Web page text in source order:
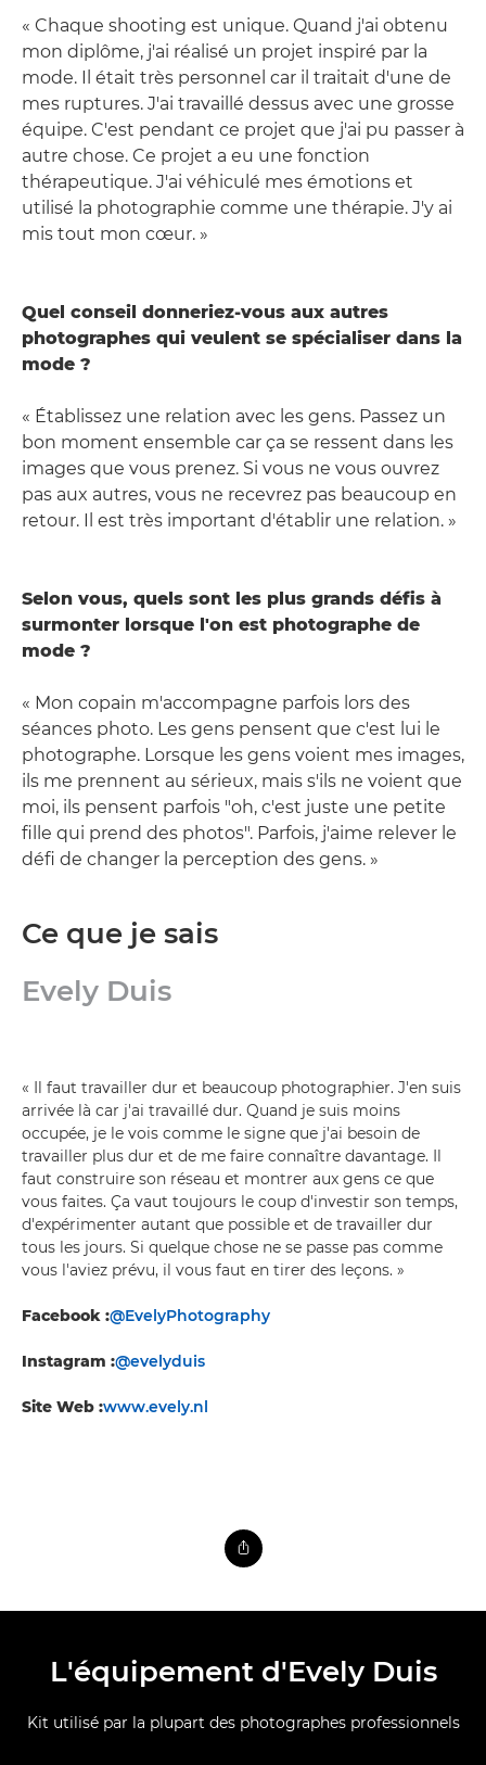
« Chaque shooting est unique. Quand j'ai obtenu
mon diplôme, j'ai réalisé un projet inspiré par la
mode. Il était très personnel car il traitait d'une de
mes ruptures. J'ai travaillé dessus avec une grosse
équipe. C'est pendant ce projet que j'ai pu passer à
autre chose. Ce projet a eu une fonction
thérapeutique. J'ai véhiculé mes émotions et
utilisé la photographie comme une thérapie. J'y ai
mis tout mon cœur. »
Quel conseil donneriez-vous aux autres
photographes qui veulent se spécialiser dans la
mode ?
« Établissez une relation avec les gens. Passez un
bon moment ensemble car ça se ressent dans les
images que vous prenez. Si vous ne vous ouvrez
pas aux autres, vous ne recevrez pas beaucoup en
retour. Il est très important d'établir une relation. »
Selon vous, quels sont les plus grands défis à
surmonter lorsque l'on est photographe de
mode ?
« Mon copain m'accompagne parfois lors des
séances photo. Les gens pensent que c'est lui le
photographe. Lorsque les gens voient mes images,
ils me prennent au sérieux, mais s'ils ne voient que
moi, ils pensent parfois "oh, c'est juste une petite
fille qui prend des photos". Parfois, j'aime relever le
défi de changer la perception des gens. »
Ce que je sais
Evely Duis
« Il faut travailler dur et beaucoup photographier. J'en suis
arrivée là car j'ai travaillé dur. Quand je suis moins
occupée, je le vois comme le signe que j'ai besoin de
travailler plus dur et de me faire connaître davantage. Il
faut construire son réseau et montrer aux gens ce que
vous faites. Ça vaut toujours le coup d'investir son temps,
d'expérimenter autant que possible et de travailler dur
tous les jours. Si quelque chose ne se passe pas comme
vous l'aviez prévu, il vous faut en tirer des leçons. »
Facebook :@EvelyPhotography
Instagram :@evelyduis
Site Web :www.evely.nl
L'équipement d'Evely Duis
Kit utilisé par la plupart des photographes professionnels